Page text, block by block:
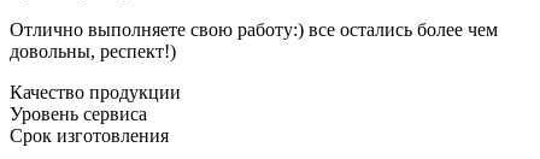
Отлично выполняете свою работу:) все остались более чем
довольны, респект!)
Качество продукции
Уровень сервиса
Срок изготовления